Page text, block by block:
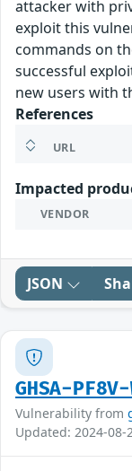
attacker with
exploit this
commands on
successful
new users with
References
URL
Impacted
VENDOR
JSON
GHSA-PF8V-
Vulnerability from
Updated: 2024-08-